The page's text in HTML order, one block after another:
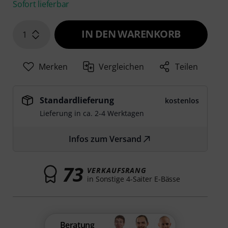
Sofort lieferbar
1 IN DEN WARENKORB
Merken Vergleichen Teilen
Standardlieferung
kostenlos
Lieferung in ca. 2-4 Werktagen
Infos zum Versand
73 VERKAUFSRANG
in Sonstige 4-Saiter E-Bässe
Beratung